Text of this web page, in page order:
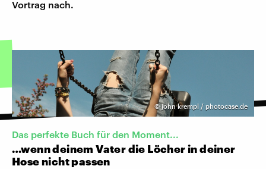
Vortrag nach.
©john krempl / photocase.de
Das perfekte Buch für den Moment...
…wenn deinem Vater die Löcher in deiner
Hose nicht passen